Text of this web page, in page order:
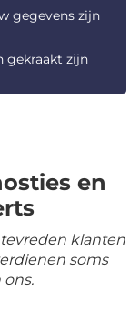
gegevens zijn
gekraakt zijn
en
klanten
soms